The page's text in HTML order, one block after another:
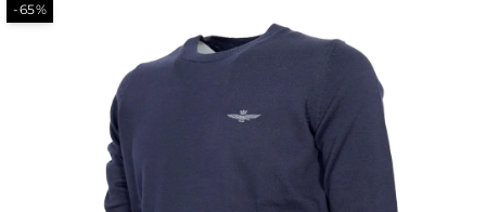
-65%